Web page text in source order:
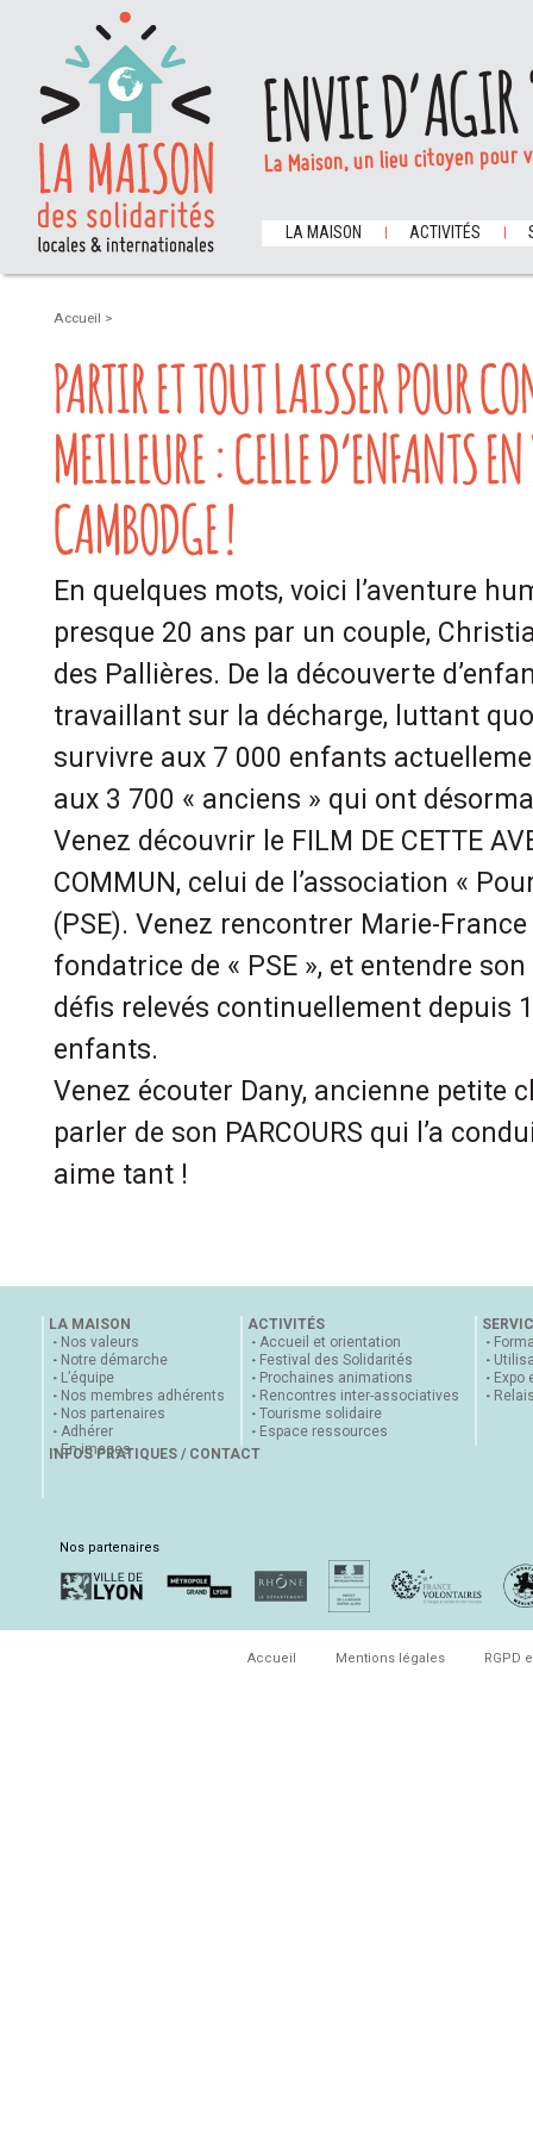
ENVIE
La Maison, un lieu citoyen
LA MAISON ACTIVITÉS
Accueil >
PARTIR ET TOUT LAISSER POUR
MEILLEURE : CELLE D’ENFANTS
CAMBODGE !
En quelques mots, voici l’aventure
presque 20 ans par un couple,
des Pallières. De la découverte
travaillant sur la décharge, luttant
survivre aux 7 000 enfants
aux 3 700 « anciens » qui ont
Venez découvrir le FILM DE CETTE
COMMUN, celui de l’association «
(PSE). Venez rencontrer Marie-
fondatrice de « PSE », et entendre son
défis relevés continuellement depuis
enfants.
Venez écouter Dany, ancienne petite
parler de son PARCOURS qui l’a
aime tant !
LA MAISON
Nos valeurs
Notre démarche
L’équipe
Nos membres adhérents
Nos partenaires
Adhérer
En images
ACTIVITÉS
Accueil et orientation
Festival des Solidarités
Prochaines animations
Rencontres inter-associatives
Tourisme solidaire
Espace ressources
Expo
INFOS PRATIQUES / CONTACT
Nos partenaires
Accueil Mentions légales RGPD